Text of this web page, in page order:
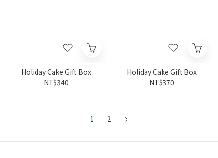
Holiday Cake Gift Box
NT$340
Holiday Cake Gift Box
NT$370
1 2